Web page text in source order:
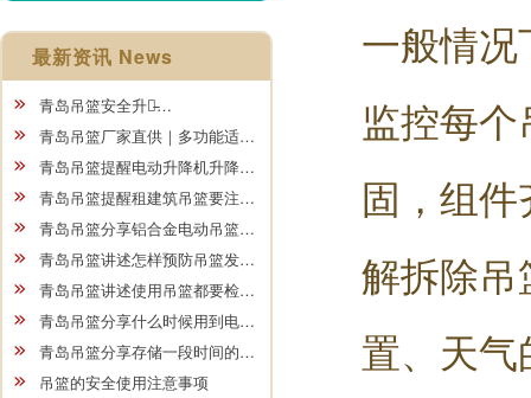
最新资讯 News
青岛吊篮安全升级̵…
青岛吊篮厂家直供｜多功能适…
青岛吊篮提醒电动升降机升降…
青岛吊篮提醒租建筑吊篮要注…
青岛吊篮分享铝合金电动吊篮…
青岛吊篮讲述怎样预防吊篮发…
青岛吊篮讲述使用吊篮都要检…
青岛吊篮分享什么时候用到电…
青岛吊篮分享存储一段时间的…
吊篮的安全使用注意事项
一般情
监控每
固，组
解拆除
置、天